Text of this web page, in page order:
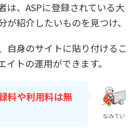
は、ASPに登録されている大
が紹介したいものを見つけ、
自身のサイトに貼り付けるこ
イトの運用ができます。
料や利用料は無
なみてい